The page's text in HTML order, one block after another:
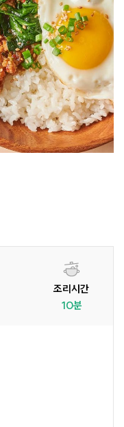
조리시간
10분